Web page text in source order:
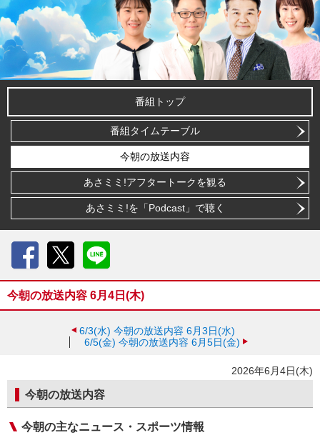
番組トップ
番組タイムテーブル
今朝の放送内容
あさミミ!アフタートークを観る
あさミミ!を「Podcast」で聴く
今朝の放送内容 6月4日(木)
6/3(水) 今朝の放送内容 6月3日(水)
6/5(金) 今朝の放送内容 6月5日(金)
2026年6月4日(木)
今朝の放送内容
今朝の主なニュース・スポーツ情報